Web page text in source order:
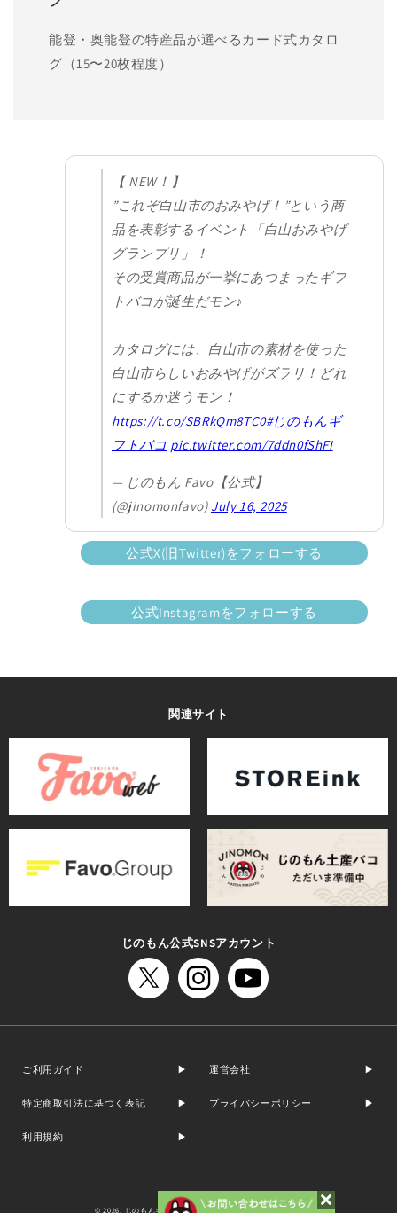
能登・奥能登の特産品が選べるカード式カタロ
グ（15〜20枚程度）
【 NEW！】
”これぞ白山市のおみやげ！”という商
品を表彰するイベント「白山おみやげ
グランプリ」！
その受賞商品が一挙にあつまったギフ
トバコが誕生だモン♪
カタログには、白山市の素材を使った
白山市らしいおみやげがズラリ！どれ
にするか迷うモン！
https://t.co/SBRkQm8TC0#じのもんギ
フトバコ pic.twitter.com/7ddn0fShFI
— じのもん Favo【公式】
(@jinomonfavo) July 16, 2025
公式X(旧Twitter)をフォローする
公式Instagramをフォローする
関連サイト
じのもん公式SNSアカウント
ご利用ガイド 運営会社
特定商取引法に基づく表記 プライバシーポリシー
利用規約
© 2026, じのもんギフトバコ / じのもんオンラインショップ